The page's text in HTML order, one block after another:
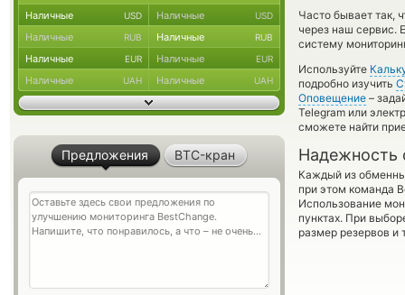
Часто бывает так,
через наш сервис.
систему
Используйте
подробно изучить
Оповещение –
Telegram или
сможете найти
Надежность
Каждый из
при этом команда
Использование
пунктах. При
размер резервов и
Наличные USD Наличные USD
Наличные RUB Наличные RUB
Наличные EUR Наличные EUR
Наличные UAH Наличные UAH
Предложения BTC-кран